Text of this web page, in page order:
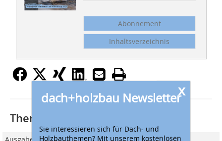
Abonnement
Inhaltsverzeichnis
x
dach+holzbau Newsletter
Sie interessieren sich für Dach- und
Holzbauthemen? Mit unserem kostenlosen
Thematisch passende Artikel: